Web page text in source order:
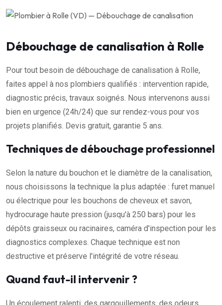
Débouchage de canalisation à Rolle
Pour tout besoin de débouchage de canalisation à Rolle,
faites appel à nos plombiers qualifiés : intervention rapide,
diagnostic précis, travaux soignés. Nous intervenons aussi
bien en urgence (24h/24) que sur rendez-vous pour vos
projets planifiés. Devis gratuit, garantie 5 ans.
Techniques de débouchage professionnel
Selon la nature du bouchon et le diamètre de la canalisation,
nous choisissons la technique la plus adaptée : furet manuel
ou électrique pour les bouchons de cheveux et savon,
hydrocurage haute pression (jusqu'à 250 bars) pour les
dépôts graisseux ou racinaires, caméra d'inspection pour les
diagnostics complexes. Chaque technique est non
destructive et préserve l'intégrité de votre réseau.
Quand faut-il intervenir ?